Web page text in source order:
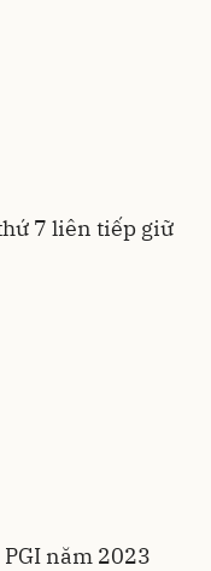
7 liên tiếp giữ
PGI năm 2023